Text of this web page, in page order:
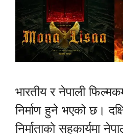
भारतीय र नेपाली
निर्माण हुने भएको छ।
निर्माताको सहकार्यमा